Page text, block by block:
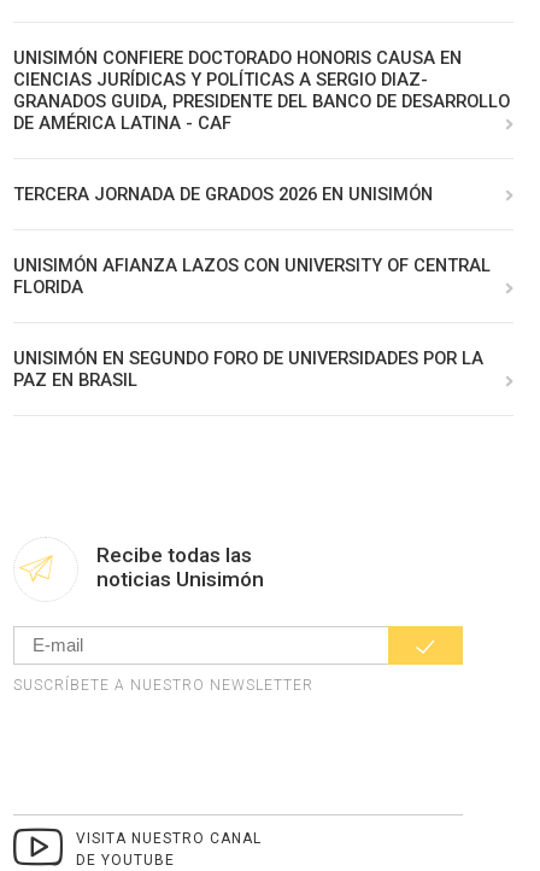
UNISIMÓN CONFIERE DOCTORADO HONORIS CAUSA EN
CIENCIAS JURÍDICAS Y POLÍTICAS A SERGIO DIAZ-
GRANADOS GUIDA, PRESIDENTE DEL BANCO DE DESARROLLO
DE AMÉRICA LATINA - CAF
TERCERA JORNADA DE GRADOS 2026 EN UNISIMÓN
UNISIMÓN AFIANZA LAZOS CON UNIVERSITY OF CENTRAL
FLORIDA
UNISIMÓN EN SEGUNDO FORO DE UNIVERSIDADES POR LA
PAZ EN BRASIL
Recibe todas las
noticias Unisimón
SUSCRÍBETE A NUESTRO NEWSLETTER
VISITA NUESTRO CANAL
DE YOUTUBE